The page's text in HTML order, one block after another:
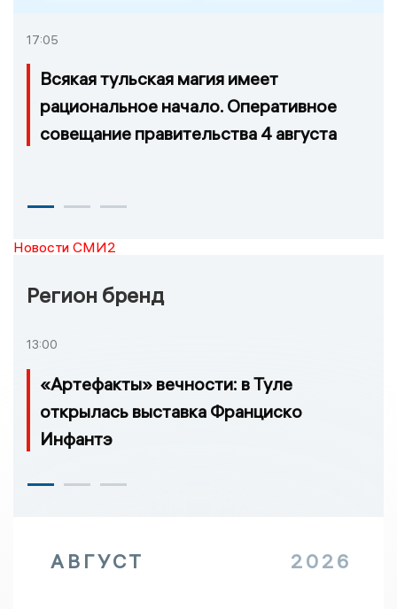
17:05
Всякая тульская магия имеет
рациональное начало. Оперативное
совещание правительства 4 августа
Новости СМИ2
Регион бренд
13:00
«Артефакты» вечности: в Туле
открылась выставка Франциско
Инфантэ
АВГУСТ 2026